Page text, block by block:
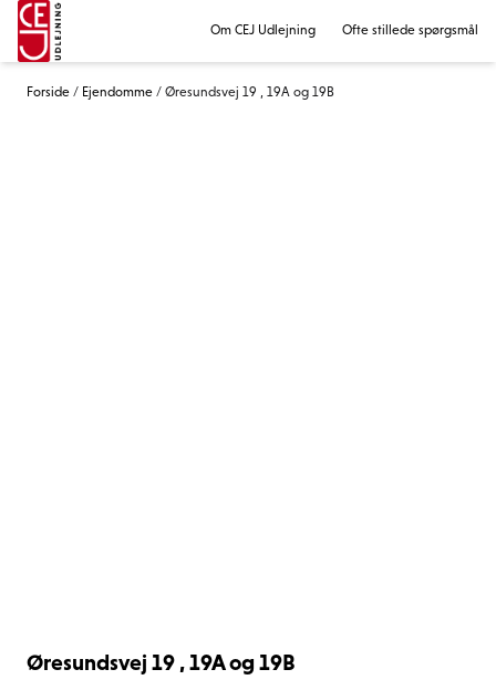
Om CEJ Udlejning Ofte stillede spørgsmål
Forside / Ejendomme / Øresundsvej 19 , 19A og 19B
Øresundsvej 19 , 19A og 19B